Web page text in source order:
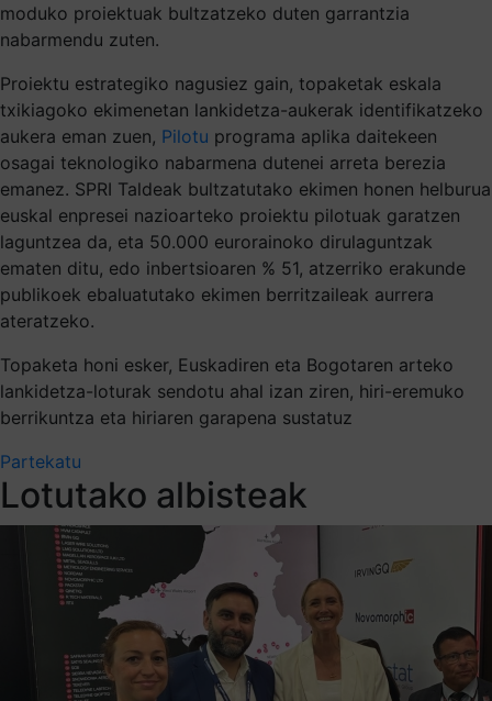
moduko proiektuak bultzatzeko duten garrantzia
nabarmendu zuten.
Proiektu estrategiko nagusiez gain, topaketak eskala
txikiagoko ekimenetan lankidetza-aukerak identifikatzeko
aukera eman zuen, Pilotu programa aplika daitekeen
osagai teknologiko nabarmena dutenei arreta berezia
emanez. SPRI Taldeak bultzatutako ekimen honen helburua
euskal enpresei nazioarteko proiektu pilotuak garatzen
laguntzea da, eta 50.000 eurorainoko dirulaguntzak
ematen ditu, edo inbertsioaren % 51, atzerriko erakunde
publikoek ebaluatutako ekimen berritzaileak aurrera
ateratzeko.
Topaketa honi esker, Euskadiren eta Bogotaren arteko
lankidetza-loturak sendotu ahal izan ziren, hiri-eremuko
berrikuntza eta hiriaren garapena sustatuz
Partekatu
Lotutako albisteak